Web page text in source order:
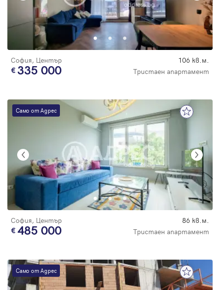
София, Център 106 кв.м.
335 000 Тристаен апартамент
Само от Адрес
София, Център 86 кв.м.
485 000 Тристаен апартамент
Само от Адрес